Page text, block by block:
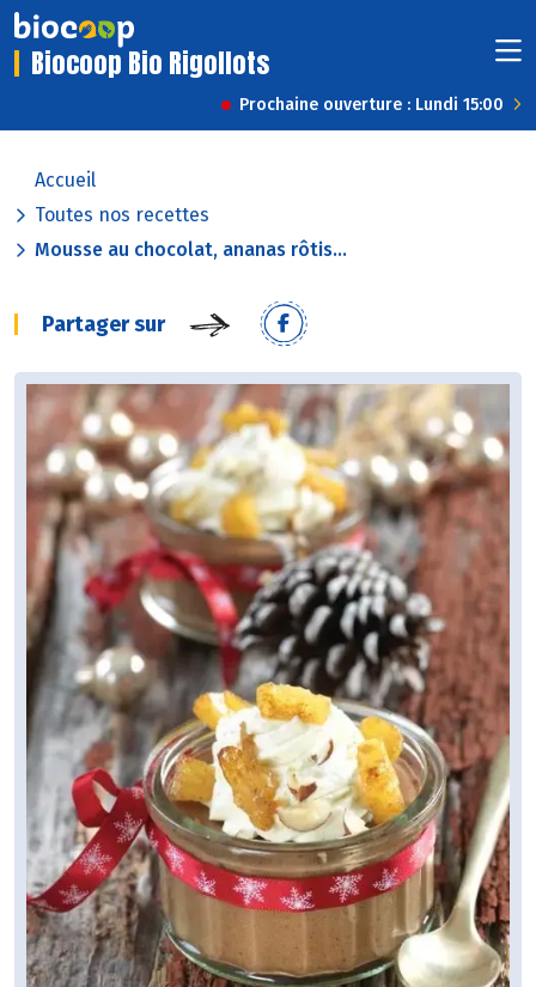
Biocoop Bio Rigollots
Prochaine ouverture : Lundi 15:00
Accueil
Toutes nos recettes
Mousse au chocolat, ananas rôtis...
Partager sur